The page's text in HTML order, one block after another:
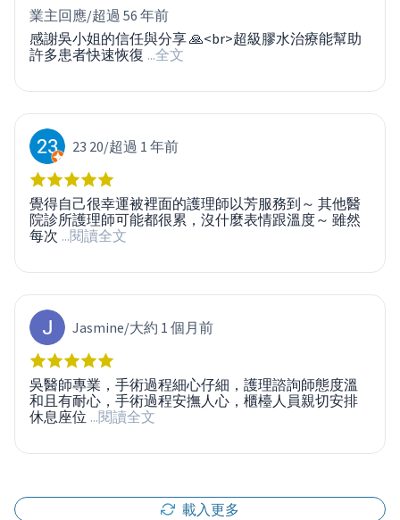
業主回應/超過 56 年前
感謝吳小姐的信任與分享 🙏<br>超級膠水治療能幫助
許多患者快速恢復 ...全文
23 20/超過 1 年前
覺得自己很幸運被裡面的護理師以芳服務到～ 其他醫
院診所護理師可能都很累，沒什麼表情跟溫度～ 雖然
每次 ...閱讀全文
Jasmine/大約 1 個月前
吳醫師專業，手術過程細心仔細，護理諮詢師態度溫
和且有耐心，手術過程安撫人心，櫃檯人員親切安排
休息座位 ...閱讀全文
載入更多